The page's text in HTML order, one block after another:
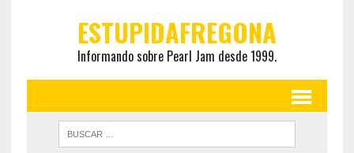
ESTUPIDAFREGONA
Informando sobre Pearl Jam desde 1999.